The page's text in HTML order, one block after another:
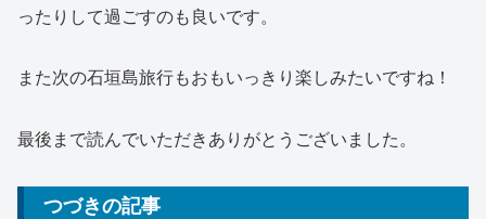
ったりして過ごすのも良いです。
また次の石垣島旅行もおもいっきり楽しみたいですね！
最後まで読んでいただきありがとうございました。
つづきの記事